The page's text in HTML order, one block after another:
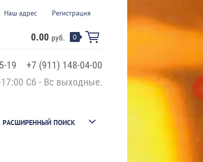
Наш адрес Регистрация
0.00 руб. 0
19
+7 (911) 148-04-00
Сб - Вс выходные.
РАСШИРЕННЫЙ ПОИСК